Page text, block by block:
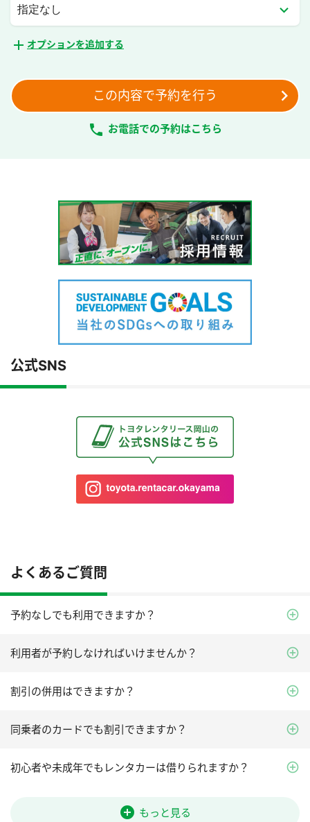
指定なし keyboard_arrow_down
add オプションを追加する
この内容で予約を行う keyboard_arrow_right
local_phone お電話での予約はこちら
公式SNS
よくあるご質問
予約なしでも利用できますか？
利用者が予約しなければいけませんか？
割引の併用はできますか？
同乗者のカードでも割引できますか？
初心者や未成年でもレンタカーは借りられますか？
add_circle もっと見る